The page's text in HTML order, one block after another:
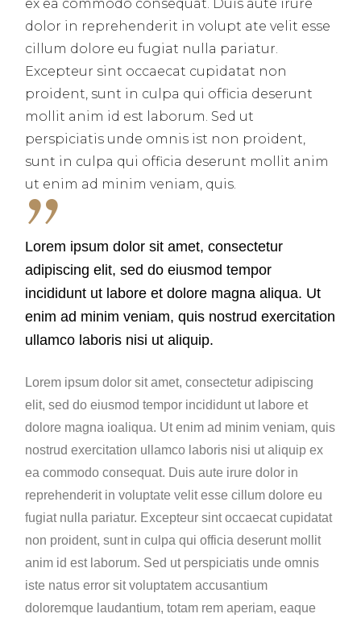
ex ea commodo consequat. Duis aute irure
dolor in reprehenderit in volupt ate velit esse
cillum dolore eu fugiat nulla pariatur.
Excepteur sint occaecat cupidatat non
proident, sunt in culpa qui officia deserunt
mollit anim id est laborum. Sed ut
perspiciatis unde omnis ist non proident,
sunt in culpa qui officia deserunt mollit anim
ut enim ad minim veniam, quis.
Lorem ipsum dolor sit amet, consectetur
adipiscing elit, sed do eiusmod tempor
incididunt ut labore et dolore magna aliqua. Ut
enim ad minim veniam, quis nostrud exercitation
ullamco laboris nisi ut aliquip.
Lorem ipsum dolor sit amet, consectetur adipiscing
elit, sed do eiusmod tempor incididunt ut labore et
dolore magna ioaliqua. Ut enim ad minim veniam, quis
nostrud exercitation ullamco laboris nisi ut aliquip ex
ea commodo consequat. Duis aute irure dolor in
reprehenderit in voluptate velit esse cillum dolore eu
fugiat nulla pariatur. Excepteur sint occaecat cupidatat
non proident, sunt in culpa qui officia deserunt mollit
anim id est laborum. Sed ut perspiciatis unde omnis
iste natus error sit voluptatem accusantium
doloremque laudantium, totam rem aperiam, eaque